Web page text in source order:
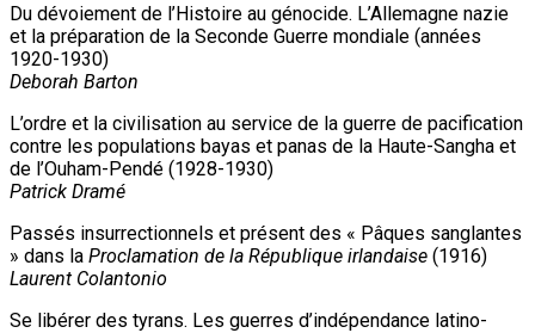
Du dévoiement de l’Histoire au génocide. L’Allemagne nazie
et la préparation de la Seconde Guerre mondiale (années
1920-1930)
Deborah Barton
L’ordre et la civilisation au service de la guerre de pacification
contre les populations bayas et panas de la Haute-Sangha et
de l’Ouham-Pendé (1928-1930)
Patrick Dramé
Passés insurrectionnels et présent des « Pâques sanglantes
» dans la Proclamation de la République irlandaise (1916)
Laurent Colantonio
Se libérer des tyrans. Les guerres d’indépendance latino-